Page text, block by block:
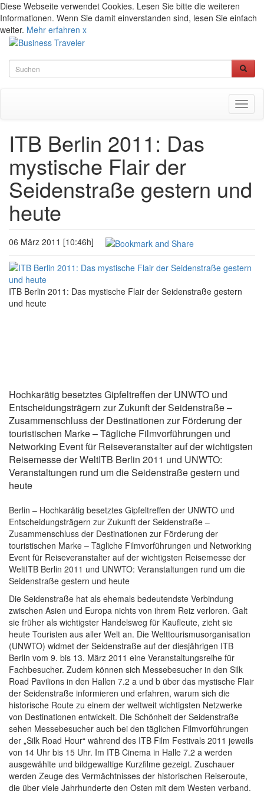
Diese Webseite verwendet Cookies. Lesen Sie bitte die weiteren
Informationen. Wenn Sie damit einverstanden sind, lesen Sie einfach
weiter. Mehr erfahren x
ITB Berlin 2011: Das
mystische Flair der
Seidenstraße gestern und
heute
06 März 2011 [10:46h]
ITB Berlin 2011: Das mystische Flair der Seidenstraße gestern
und heute
Hochkarätig besetztes Gipfeltreffen der UNWTO und
Entscheidungsträgern zur Zukunft der Seidenstraße –
Zusammenschluss der Destinationen zur Förderung der
touristischen Marke – Tägliche Filmvorführungen und
Networking Event für Reiseveranstalter auf der wichtigsten
Reisemesse der WeltITB Berlin 2011 und UNWTO:
Veranstaltungen rund um die Seidenstraße gestern und
heute
Berlin – Hochkarätig besetztes Gipfeltreffen der UNWTO und
Entscheidungsträgern zur Zukunft der Seidenstraße –
Zusammenschluss der Destinationen zur Förderung der
touristischen Marke – Tägliche Filmvorführungen und Networking
Event für Reiseveranstalter auf der wichtigsten Reisemesse der
WeltITB Berlin 2011 und UNWTO: Veranstaltungen rund um die
Seidenstraße gestern und heute
Die Seidenstraße hat als ehemals bedeutendste Verbindung
zwischen Asien und Europa nichts von ihrem Reiz verloren. Galt
sie früher als wichtigster Handelsweg für Kaufleute, zieht sie
heute Touristen aus aller Welt an. Die Welttourismusorganisation
(UNWTO) widmet der Seidenstraße auf der diesjährigen ITB
Berlin vom 9. bis 13. März 2011 eine Veranstaltungsreihe für
Fachbesucher. Zudem können sich Messebesucher in den Silk
Road Pavilions in den Hallen 7.2 a und b über das mystische Flair
der Seidenstraße informieren und erfahren, warum sich die
historische Route zu einem der weltweit wichtigsten Netzwerke
von Destinationen entwickelt. Die Schönheit der Seidenstraße
sehen Messebesucher auch bei den täglichen Filmvorführungen
der „Silk Road Hour“ während des ITB Film Festivals 2011 jeweils
von 14 Uhr bis 15 Uhr. Im ITB Cinema in Halle 7.2 a werden
ausgewählte und bildgewaltige Kurzfilme gezeigt. Zuschauer
werden Zeuge des Vermächtnisses der historischen Reiseroute,
die über viele Jahrhunderte den Osten mit dem Westen verband.